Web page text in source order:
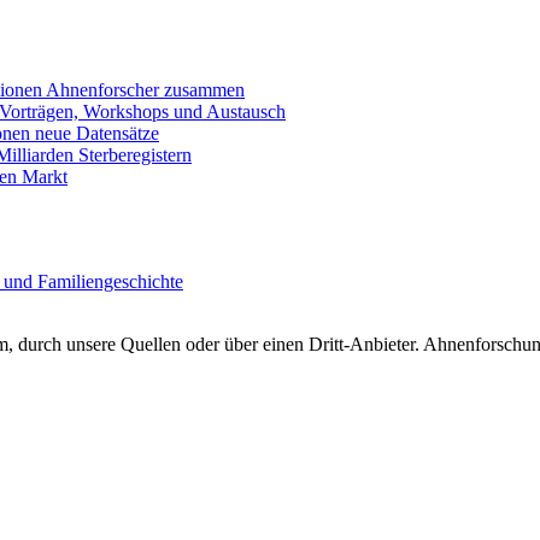
Ahnenforscher zusammen
Workshops und Austausch
neue Datensätze
Sterberegistern
Markt
Familiengeschichte
unsere Quellen oder über einen Dritt-Anbieter.